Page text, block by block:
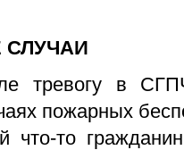
тревогу в
пожарных
что-то